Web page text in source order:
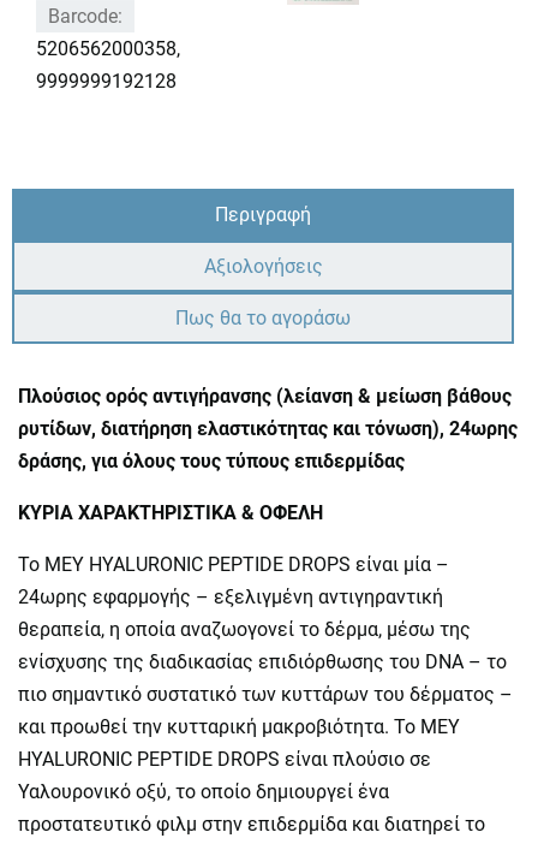
Barcode:
5206562000358,
9999999192128
Περιγραφή
Αξιολογήσεις
Πως θα το αγοράσω
Πλούσιος ορός αντιγήρανσης (λείανση & μείωση βάθους
ρυτίδων, διατήρηση ελαστικότητας και τόνωση), 24ωρης
δράσης, για όλους τους τύπους επιδερμίδας
ΚΥΡΙΑ ΧΑΡΑΚΤΗΡΙΣΤΙΚΑ & ΟΦΕΛΗ
Το MEY HYALURONIC PEPTIDE DROPS είναι μία –
24ωρης εφαρμογής – εξελιγμένη αντιγηραντική
θεραπεία, η οποία αναζωογονεί το δέρμα, μέσω της
ενίσχυσης της διαδικασίας επιδιόρθωσης του DNA – το
πιο σημαντικό συστατικό των κυττάρων του δέρματος –
και προωθεί την κυτταρική μακροβιότητα. Το MEY
HYALURONIC PEPTIDE DROPS είναι πλούσιο σε
Υαλουρονικό οξύ, το οποίο δημιουργεί ένα
προστατευτικό φιλμ στην επιδερμίδα και διατηρεί το